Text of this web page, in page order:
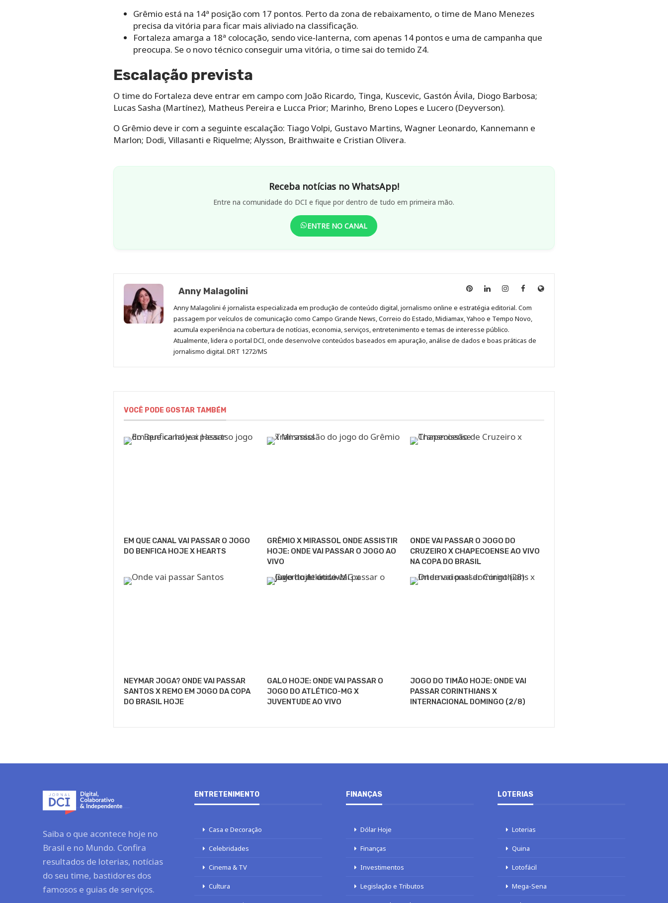
Grêmio está na 14ª posição com 17 pontos. Perto da zona de rebaixamento, o time de Mano Menezes
precisa da vitória para ficar mais aliviado na classificação.
Fortaleza amarga a 18ª colocação, sendo vice‑lanterna, com apenas 14 pontos e uma de campanha que
preocupa. Se o novo técnico conseguir uma vitória, o time sai do temido Z4.
Escalação prevista
O time do Fortaleza deve entrar em campo com João Ricardo, Tinga, Kuscevic, Gastón Ávila, Diogo Barbosa;
Lucas Sasha (Martínez), Matheus Pereira e Lucca Prior; Marinho, Breno Lopes e Lucero (Deyverson).
O Grêmio deve ir com a seguinte escalação: Tiago Volpi, Gustavo Martins, Wagner Leonardo, Kannemann e
Marlon; Dodi, Villasanti e Riquelme; Alysson, Braithwaite e Cristian Olivera.
Receba notícias no WhatsApp!
Entre na comunidade do DCI e fique por dentro de tudo em primeira mão.
ENTRE NO CANAL
Anny Malagolini
Anny
no
Pinterest
Anny
no
LinkedIn
Anny
no
Instagram
Anny
no
Facebook
Site
Anny Malagolini é jornalista especializada em produção de conteúdo digital, jornalismo online e estratégia editorial. Com
passagem por veículos de comunicação como Campo Grande News, Correio do Estado, Midiamax, Yahoo e Tempo Novo,
acumula experiência na cobertura de notícias, economia, serviços, entretenimento e temas de interesse público.
Atualmente, lidera o portal DCI, onde desenvolve conteúdos baseados em apuração, análise de dados e boas práticas de
jornalismo digital. DRT 1272/MS
VOCÊ PODE GOSTAR TAMBÉM
EM QUE CANAL VAI PASSAR O JOGO
DO BENFICA HOJE X HEARTS
GRÊMIO X MIRASSOL ONDE ASSISTIR
HOJE: ONDE VAI PASSAR O JOGO AO
VIVO
ONDE VAI PASSAR O JOGO DO
CRUZEIRO X CHAPECOENSE AO VIVO
NA COPA DO BRASIL
NEYMAR JOGA? ONDE VAI PASSAR
SANTOS X REMO EM JOGO DA COPA
DO BRASIL HOJE
GALO HOJE: ONDE VAI PASSAR O
JOGO DO ATLÉTICO-MG X
JUVENTUDE AO VIVO
JOGO DO TIMÃO HOJE: ONDE VAI
PASSAR CORINTHIANS X
INTERNACIONAL DOMINGO (2/8)
Saiba o que acontece hoje no
Brasil e no Mundo. Confira
resultados de loterias, notícias
do seu time, bastidores dos
famosos e guias de serviços.
ENTRETENIMENTO
Casa e Decoração
Celebridades
Cinema & TV
Cultura
FINANÇAS
Dólar Hoje
Finanças
Investimentos
Legislação e Tributos
LOTERIAS
Loterias
Quina
Lotofácil
Mega-Sena